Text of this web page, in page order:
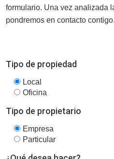
formulario. Una vez analizada
pondremos en contacto contigo.
Tipo de propiedad
Local
Oficina
Tipo de propietario
Empresa
Particular